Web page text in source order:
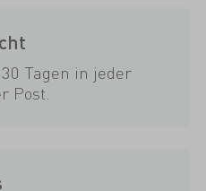
Tagen in jeder
Post.